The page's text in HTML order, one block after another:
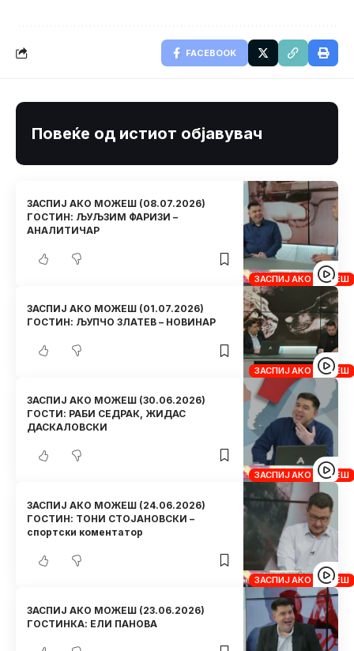
FACEBOOK
Повеќе од истиот објавувач
ЗАСПИЈ АКО МОЖЕШ
ЗАСПИЈ АКО МОЖЕШ (08.07.2026)
ГОСТИН: ЉУЉЗИМ ФАРИЗИ –
АНАЛИТИЧАР
ЗАСПИЈ АКО МОЖЕШ
ЗАСПИЈ АКО МОЖЕШ (01.07.2026)
ГОСТИН: ЉУПЧО ЗЛАТЕВ – НОВИНАР
ЗАСПИЈ АКО МОЖЕШ
ЗАСПИЈ АКО МОЖЕШ (30.06.2026)
ГОСТИ: РАБИ СЕДРАК, ЖИДАС
ДАСКАЛОВСКИ
ЗАСПИЈ АКО МОЖЕШ
ЗАСПИЈ АКО МОЖЕШ (24.06.2026)
ГОСТИН: ТОНИ СТОЈАНОВСКИ –
спортски коментатор
ЗАСПИЈ АКО МОЖЕШ (23.06.2026)
ГОСТИНКА: ЕЛИ ПАНОВА